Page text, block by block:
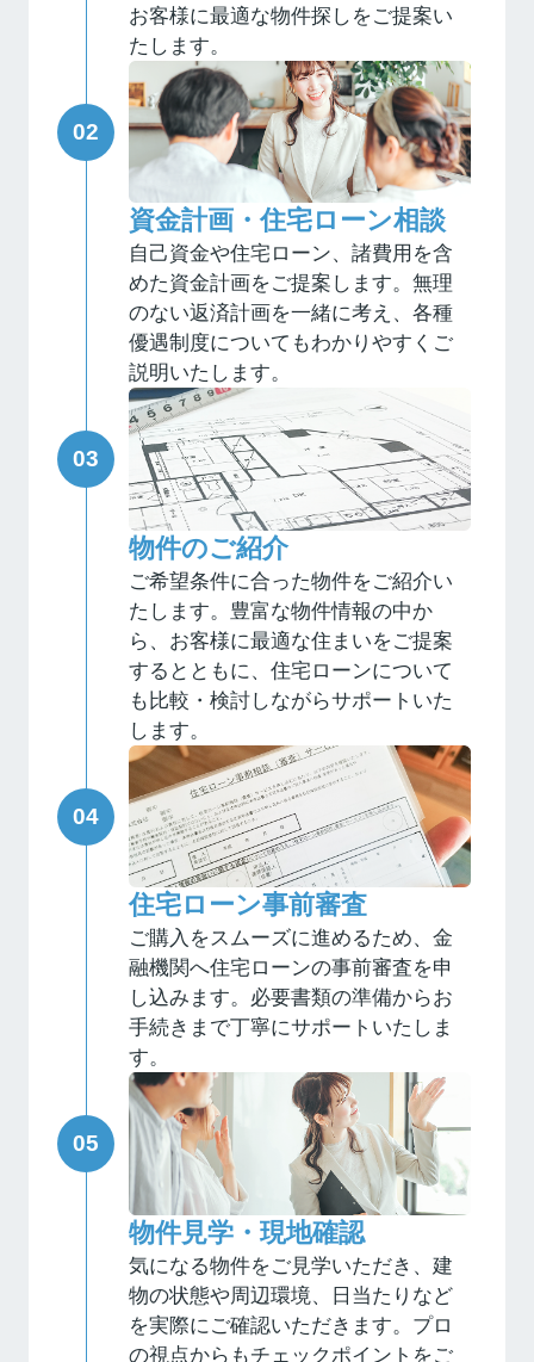
お客様に最適な物件探しをご提案い
たします。
資金計画・住宅ローン相談
自己資金や住宅ローン、諸費用を含
めた資金計画をご提案します。無理
のない返済計画を一緒に考え、各種
優遇制度についてもわかりやすくご
説明いたします。
物件のご紹介
ご希望条件に合った物件をご紹介い
たします。豊富な物件情報の中か
ら、お客様に最適な住まいをご提案
するとともに、住宅ローンについて
も比較・検討しながらサポートいた
します。
住宅ローン事前審査
ご購入をスムーズに進めるため、金
融機関へ住宅ローンの事前審査を申
し込みます。必要書類の準備からお
手続きまで丁寧にサポートいたしま
す。
物件見学・現地確認
気になる物件をご見学いただき、建
物の状態や周辺環境、日当たりなど
を実際にご確認いただきます。プロ
の視点からもチェックポイントをご